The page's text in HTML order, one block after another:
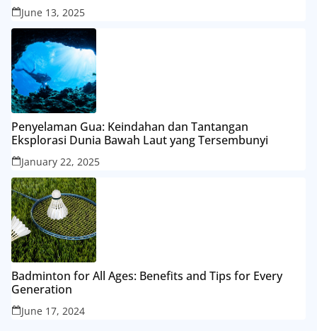
June 13, 2025
Penyelaman Gua: Keindahan dan Tantangan
Eksplorasi Dunia Bawah Laut yang Tersembunyi
January 22, 2025
Badminton for All Ages: Benefits and Tips for Every
Generation
June 17, 2024